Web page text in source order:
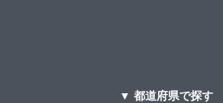
▼ 都道府県で探す